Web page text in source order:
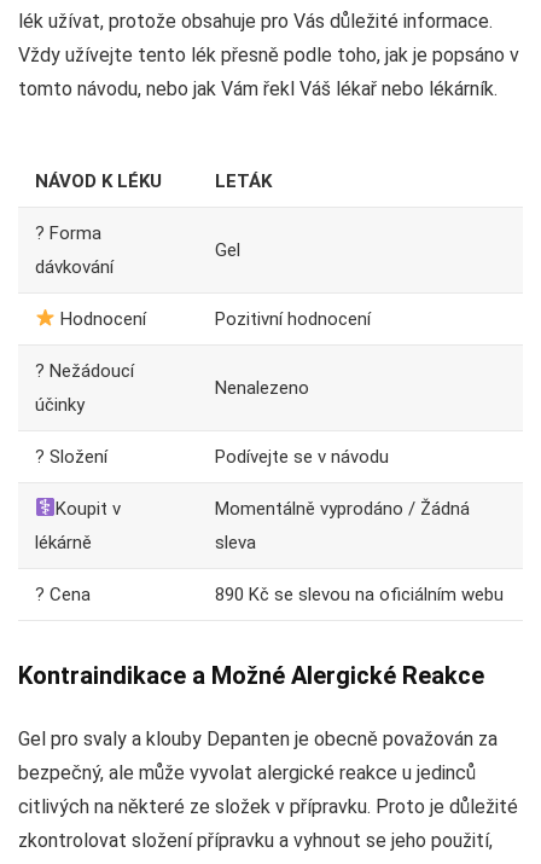
lék užívat, protože obsahuje pro Vás důležité informace.
Vždy užívejte tento lék přesně podle toho, jak je popsáno v
tomto návodu, nebo jak Vám řekl Váš lékař nebo lékárník.
NÁVOD K LÉKU LETÁK
? Forma
dávkování
Gel
Hodnocení Pozitivní hodnocení
? Nežádoucí
účinky
Nenalezeno
? Složení Podívejte se v návodu
Koupit v
lékárně
Momentálně vyprodáno / Žádná
sleva
? Cena 890 Kč se slevou na oficiálním webu
Kontraindikace a Možné Alergické Reakce
Gel pro svaly a klouby Depanten je obecně považován za
bezpečný, ale může vyvolat alergické reakce u jedinců
citlivých na některé ze složek v přípravku. Proto je důležité
zkontrolovat složení přípravku a vyhnout se jeho použití,